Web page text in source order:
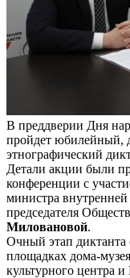
В преддверии Дня
пройдет юбилейный,
этнографический
Детали акции были
конференции с
министра
председателя
Миловановой.
Очный этап диктанта
площадках дома-
культурного центра